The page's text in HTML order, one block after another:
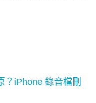
？iPhone 錄音檔刪